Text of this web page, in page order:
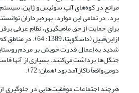
مراتع در کوه‌های آلپ سوئیس و ژاپن،
برد. در تمامی این موارد، بهره‌برداران
برای حمایت از حق ماهیگیری، نظام عرفی
از‌این‌قبیل
شدید به اِعمال قدرت خویش بر مردم
جنگل‌ها برداشت می‌کنند. بسیاری از آنها
دومی واقعاً ناکارآمد بود (همان: 72).
هرچند اجتماعات موفقیت‌هایی در جلوگیری